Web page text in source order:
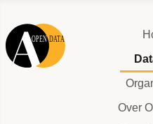
Over